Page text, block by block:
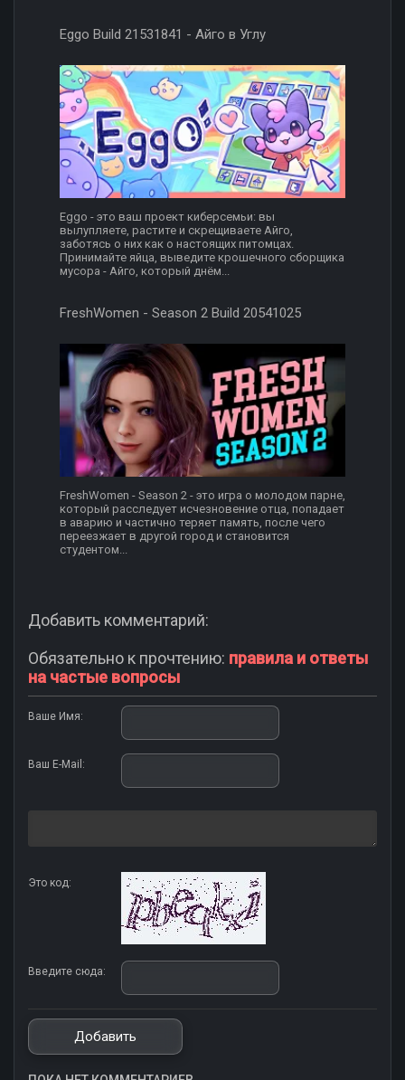
Eggo Build 21531841 - Айго в Углу
Eggo - это ваш проект киберсемьи: вы
вылупляете, растите и скрещиваете Айго,
заботясь о них как о настоящих питомцах.
Принимайте яйца, выведите крошечного сборщика
мусора - Айго, который днём...
FreshWomen - Season 2 Build 20541025
FreshWomen - Season 2 - это игра о молодом парне,
который расследует исчезновение отца, попадает
в аварию и частично теряет память, после чего
переезжает в другой город и становится
студентом...
Добавить комментарий:
Обязательно к прочтению: правила и ответы
на частые вопросы
Ваше Имя:
Ваш E-Mail:
Это код:
Введите сюда: